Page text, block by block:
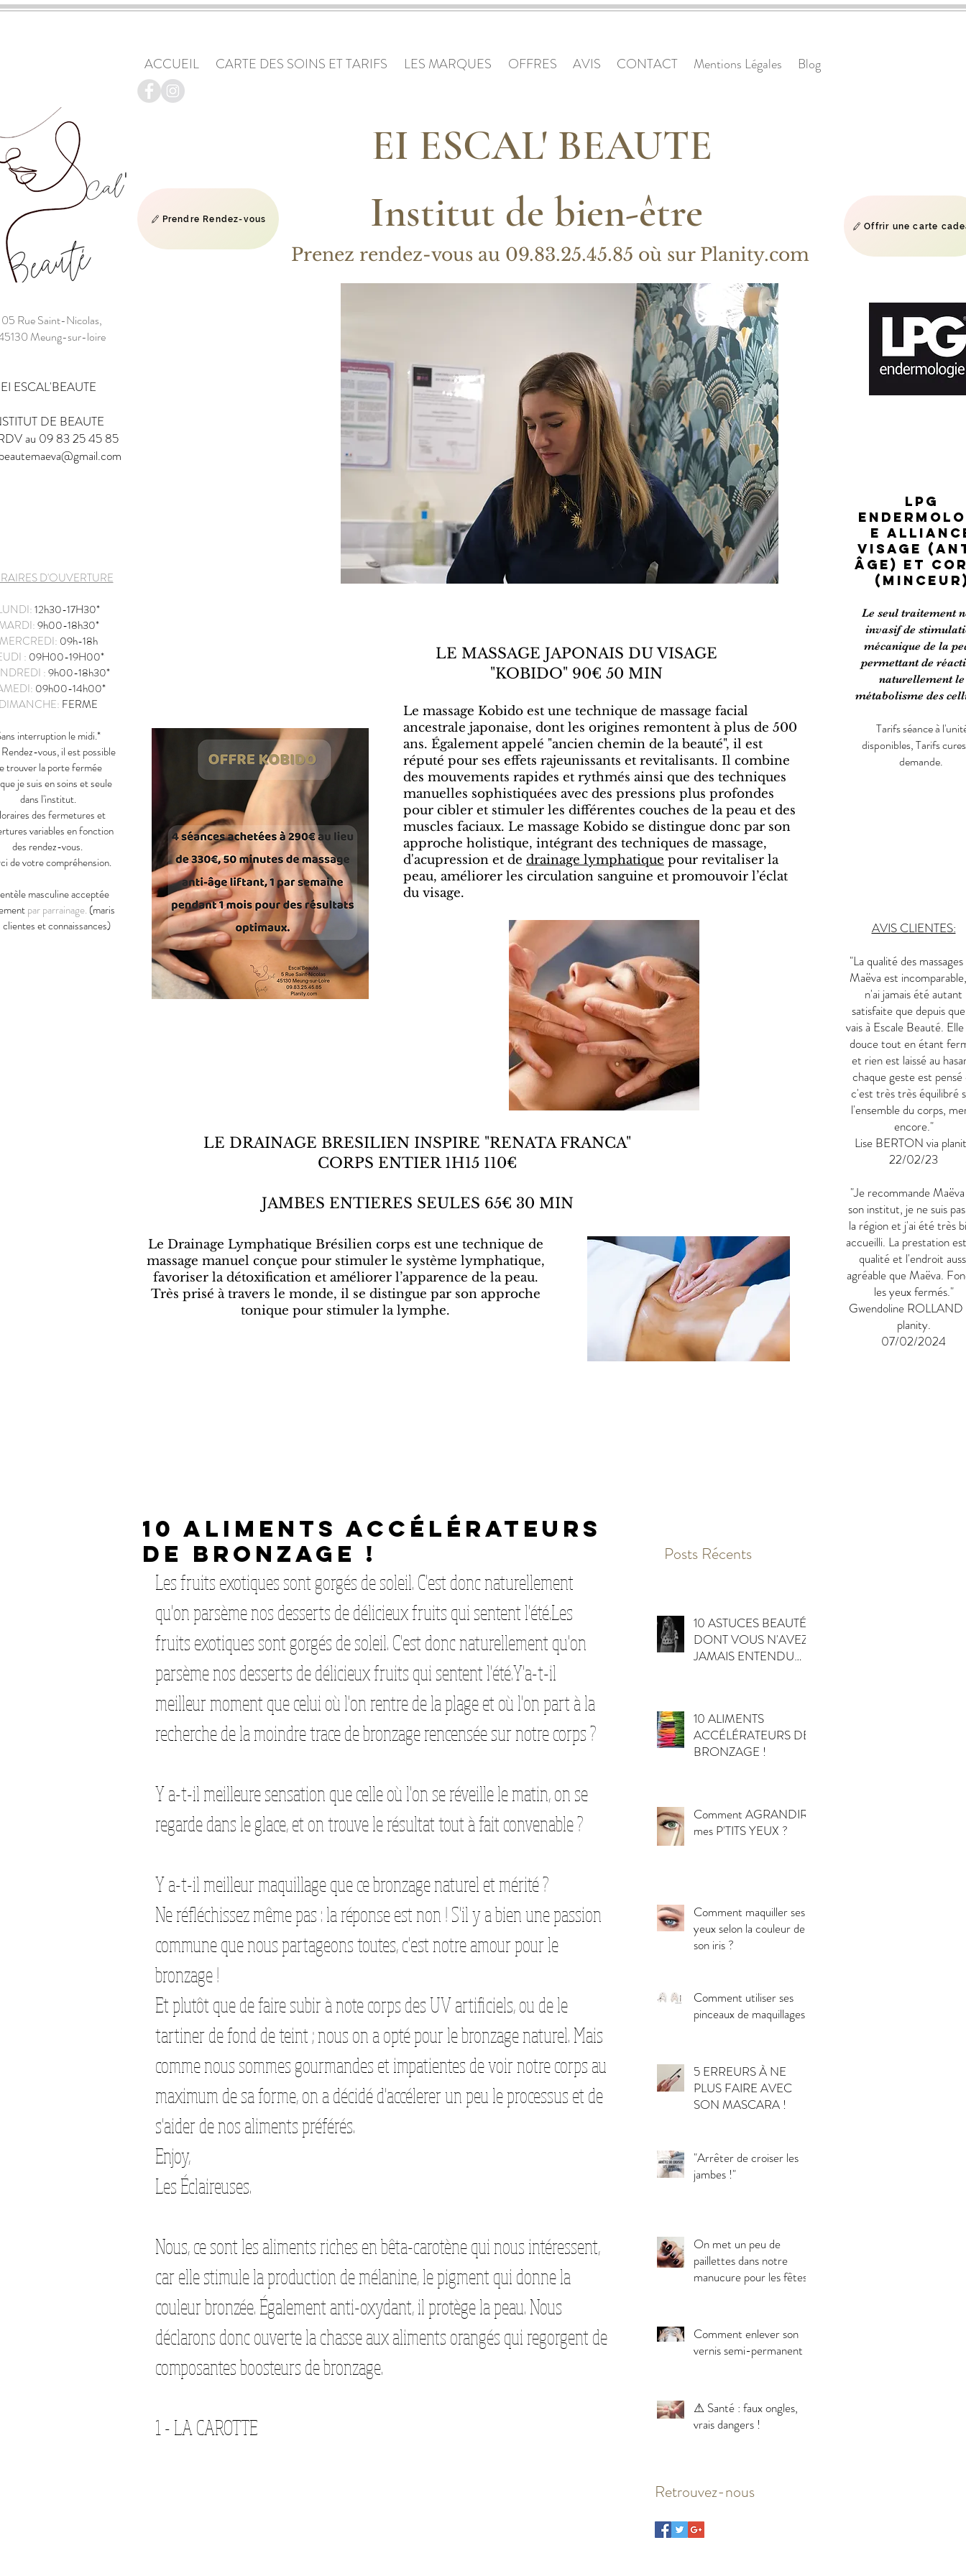
ACCUEIL CARTE DES SOINS ET TARIFS LES MARQUES OFFRES AVIS CONTACT Mentions Légales Blog
05 Rue Saint-Nicolas,
Meung-sur-loire
EI ESCAL'BEAUTE
DE BEAUTE
au 09 83 25 45 85
D'OUVERTURE
12h30-17H30*
9h00-18h30*
09h-18h
: 09H00-19H00*
:9h00-18h30*
09h00-14h00*
FERME
interruption le midi.*
vous, il est possible
trouver la porte fermée
je suis en soins et seule
dans l'institut.
des fermetures et
variables en fonction
des rendez-vous.
de votre compréhension.
masculine acceptée
par parrainage. (maris
clientes et connaissances)
Prendre Rendez-vous
EI ESCAL' BEAUTE
Institut de bien-être
Prenez rendez-vous au 09.83.25.45.85 où sur Planity.com
LE MASSAGE JAPONAIS DU VISAGE
"KOBIDO" 90€ 50 MIN
Le massage Kobido est une technique de massage facial
ancestrale japonaise, dont les origines remontent à plus de 500
ans. Également appelé "ancien chemin de la beauté", il est
réputé pour ses effets rajeunissants et revitalisants. Il combine
des mouvements rapides et rythmés ainsi que des techniques
manuelles sophistiquées avec des pressions plus profondes
pour cibler et stimuler les différentes couches de la peau et des
muscles faciaux. Le massage Kobido se distingue donc par son
approche holistique, intégrant des techniques de massage,
d'acupression et de drainage lymphatique pour revitaliser la
peau, améliorer les circulation sanguine et promouvoir l’éclat
du visage.
LE DRAINAGE BRESILIEN INSPIRE "RENATA FRANCA"
CORPS ENTIER 1H15 110€
JAMBES ENTIERES SEULES 65€ 30 MIN
Le Drainage Lymphatique Brésilien corps est une technique de
massage manuel conçue pour stimuler le système lymphatique,
favoriser la détoxification et améliorer l’apparence de la peau.
Très prisé à travers le monde, il se distingue par son approche
tonique pour stimuler la lymphe.
Offrir une carte
LPG
E
VISAGE
ÂGE) ET
Le seul traitement
invasif de
mécanique de la
permettant de
naturellement le
métabolisme des
Tarifs séance à
disponibles, Tarifs
demande.
AVIS CLIENTES:
"La qualité des
Maëva est
n'ai jamais été autant
satisfaite que depuis
vais à Escale Beauté.
douce tout en étant
et rien est laissé au
chaque geste est
c'est très très équilibré
l'ensemble du corps,
encore."
Lise BERTON via
22/02/23
"Je recommande
son institut, je ne suis
la région et j'ai été très
accueilli. La prestation
qualité et l'endroit
agréable que Maëva.
les yeux fermés."
Gwendoline ROLLAND
planity.
07/02/2024
10 ALIMENTS ACCÉLÉRATEURS
DE BRONZAGE !
Les fruits exotiques sont gorgés de soleil. C'est donc naturellement
qu'on parsème nos desserts de délicieux fruits qui sentent l'été.Les
fruits exotiques sont gorgés de soleil. C'est donc naturellement qu'on
parsème nos desserts de délicieux fruits qui sentent l'été.Y'a-t-il
meilleur moment que celui où l'on rentre de la plage et où l'on part à la
recherche de la moindre trace de bronzage rencensée sur notre corps ?
Y a-t-il meilleure sensation que celle où l'on se réveille le matin, on se
regarde dans le glace, et on trouve le résultat tout à fait convenable ?
Y a-t-il meilleur maquillage que ce bronzage naturel et mérité ?
Ne réfléchissez même pas : la réponse est non ! S'il y a bien une passion
commune que nous partageons toutes, c'est notre amour pour le
bronzage !
Et plutôt que de faire subir à note corps des UV artificiels, ou de le
tartiner de fond de teint ; nous on a opté pour le bronzage naturel. Mais
comme nous sommes gourmandes et impatientes de voir notre corps au
maximum de sa forme, on a décidé d'accélerer un peu le processus et de
s'aider de nos aliments préférés.
Enjoy,
Les Éclaireuses.
Nous, ce sont les aliments riches en bêta-carotène qui nous intéressent,
car elle stimule la production de mélanine, le pigment qui donne la
couleur bronzée. Également anti-oxydant, il protège la peau. Nous
déclarons donc ouverte la chasse aux aliments orangés qui regorgent de
composantes boosteurs de bronzage.
1 - LA CAROTTE
Posts Récents
10 ASTUCES BEAUTÉ
DONT VOUS N'AVEZ
JAMAIS ENTENDU
10 ALIMENTS
ACCÉLÉRATEURS DE
BRONZAGE !
Comment AGRANDIR
mes P'TITS YEUX ?
Comment maquiller ses
yeux selon la couleur de
son iris ?
Comment utiliser ses
pinceaux de maquillages ?
5 ERREURS À NE
PLUS FAIRE AVEC
SON MASCARA !
"Arrêter de croiser les
jambes !"
On met un peu de
paillettes dans notre
manucure pour les fêtes !
Comment enlever son
vernis semi-permanent ?
⚠ Santé : faux ongles,
vrais dangers !
Retrouvez-nous